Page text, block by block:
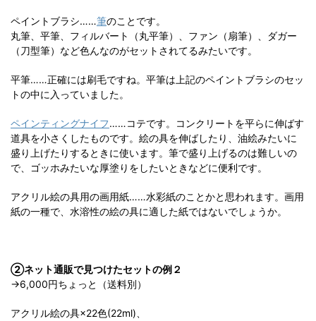
ペイントブラシ……筆のことです。
丸筆、平筆、フィルバート（丸平筆）、ファン（扇筆）、ダガー
（刀型筆）など色んなのがセットされてるみたいです。
平筆……正確には刷毛ですね。平筆は上記のペイントブラシのセッ
トの中に入っていました。
ペインティングナイフ……コテです。コンクリートを平らに伸ばす
道具を小さくしたものです。絵の具を伸ばしたり、油絵みたいに
盛り上げたりするときに使います。筆で盛り上げるのは難しいの
で、ゴッホみたいな厚塗りをしたいときなどに便利です。
アクリル絵の具用の画用紙……水彩紙のことかと思われます。画用
紙の一種で、水溶性の絵の具に適した紙ではないでしょうか。
②ネット通販で見つけたセットの例２
→6,000円ちょっと（送料別）
アクリル絵の具×22色(22ml)、